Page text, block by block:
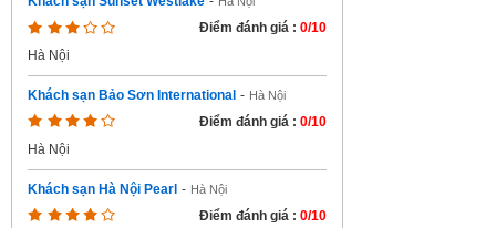
Điểm đánh giá : 0/10
Hà Nội
Khách sạn Bảo Sơn International - Hà Nội
Điểm đánh giá : 0/10
Hà Nội
Khách sạn Hà Nội Pearl - Hà Nội
Điểm đánh giá : 0/10